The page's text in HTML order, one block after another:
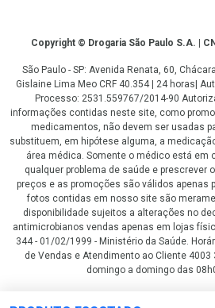
CopyrightCopyright © Drogaria São Paulo S.A. |
São Paulo - SP: Avenida Renata, 60,
Gislaine Lima Meo CRF 40.354 | 24 horas|
Processo: 2531.559767/2014-90
informações contidas neste site, como
medicamentos, não devem ser usadas
substituem, em hipótese alguma, a
área médica. Somente o médico está em
qualquer problema de saúde e prescrever
preços e as promoções são válidos apenas
fotos contidas em nosso site são
disponibilidade sujeitos a alterações no
antimicrobianos vendas apenas em lojas
344 - 01/02/1999 - Ministério da Saúde.
de Vendas e Atendimento ao Cliente 4003
domingo a domingo das
LGPD Aceite os Cookies